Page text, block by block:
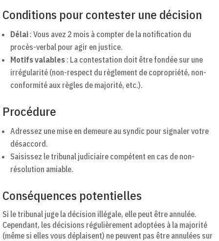
Conditions pour contester une décision
Délai : Vous avez 2 mois à compter de la notification du
procès-verbal pour agir en justice.
Motifs valables : La contestation doit être fondée sur une
irrégularité (non-respect du règlement de copropriété, non-
conformité aux règles de majorité, etc.).
Procédure
Adressez une mise en demeure au syndic pour signaler votre
désaccord.
Saisissez le tribunal judiciaire compétent en cas de non-
résolution amiable.
Conséquences potentielles
Si le tribunal juge la décision illégale, elle peut être annulée.
Cependant, les décisions régulièrement adoptées à la majorité
(même si elles vous déplaisent) ne peuvent pas être annulées sur